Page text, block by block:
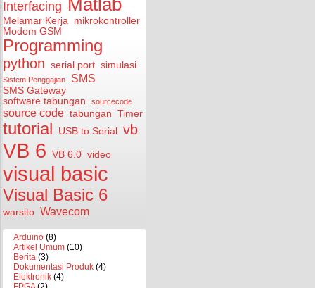
Interfacing Matlab
Melamar Kerja mikrokontroller
Modem GSM
Programming
python serial port simulasi
Sistem Penggajian SMS
SMS Gateway
software tabungan
sourcecode
source code tabungan Timer
tutorial USB to Serial vb
VB 6 VB 6.0 video
visual basic
Visual Basic 6
warsito Wavecom
Arduino (8)
Artikel Umum (10)
Berita (3)
Dokumentasi Produk (4)
Elektronik (4)